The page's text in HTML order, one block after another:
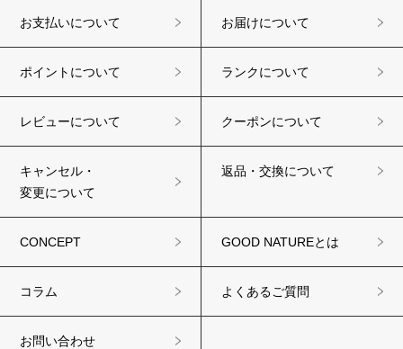
お支払いについて お届けについて
ポイントについて ランクについて
レビューについて クーポンについて
キャンセル・
変更について
返品・交換について
CONCEPT GOOD NATUREとは
コラム よくあるご質問
お問い合わせ